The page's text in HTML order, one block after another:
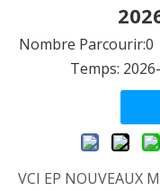
Nombre Parcourir:0
Temps:
VCI EP NOUVEAUX